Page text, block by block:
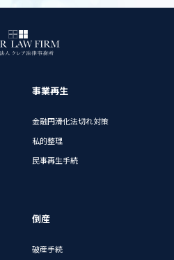
事業再生
金融円滑化法切れ対策
私的整理
民事再生手続
倒産
破産手続